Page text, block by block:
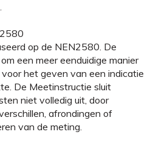
op de NEN2580. De
een meer eenduidige manier
het geven van een indicatie
De Meetinstructie sluit
niet volledig uit, door
afrondingen of
van de meting.